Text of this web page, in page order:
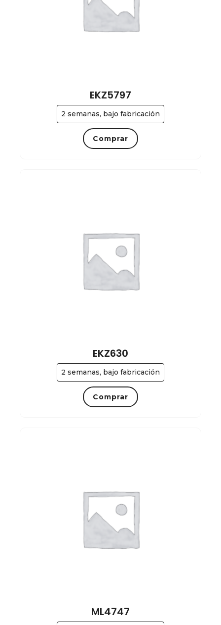
2 semanas, bajo fabricación
EKZ5797
Comprar
2 semanas, bajo fabricación
EKZ630
Comprar
ML4747